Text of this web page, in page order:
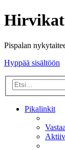
Pispalan
Hyppää sisältöön
Pikalinkit